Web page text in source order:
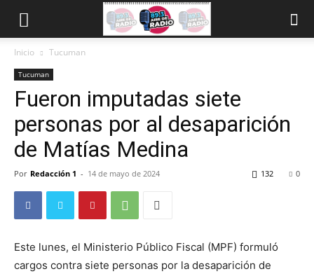
Inicio Tucuman
Tucuman
Fueron imputadas siete
personas por al desaparición
de Matías Medina
Por Redacción 1 - 14 de mayo de 2024 0
132
Este lunes, el Ministerio Público Fiscal (MPF) formuló
cargos contra siete personas por la desaparición de